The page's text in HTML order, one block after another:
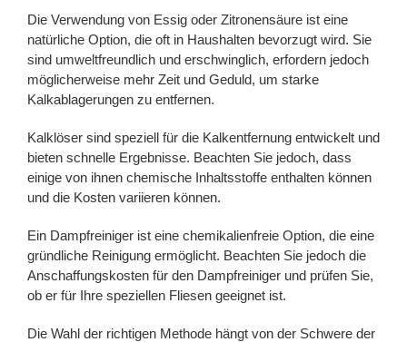
Die Verwendung von Essig oder Zitronensäure ist eine
natürliche Option, die oft in Haushalten bevorzugt wird. Sie
sind umweltfreundlich und erschwinglich, erfordern jedoch
möglicherweise mehr Zeit und Geduld, um starke
Kalkablagerungen zu entfernen.
Kalklöser sind speziell für die Kalkentfernung entwickelt und
bieten schnelle Ergebnisse. Beachten Sie jedoch, dass
einige von ihnen chemische Inhaltsstoffe enthalten können
und die Kosten variieren können.
Ein Dampfreiniger ist eine chemikalienfreie Option, die eine
gründliche Reinigung ermöglicht. Beachten Sie jedoch die
Anschaffungskosten für den Dampfreiniger und prüfen Sie,
ob er für Ihre speziellen Fliesen geeignet ist.
Die Wahl der richtigen Methode hängt von der Schwere der